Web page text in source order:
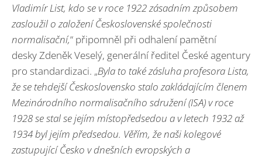
Vladimír List, kdo se v roce 1922 zásadním způsobem
zasloužil o založení Československé společnosti
normalisační,“ připomněl při odhalení pamětní
desky Zdeněk Veselý, generální ředitel České agentury
pro standardizaci. „Byla to také zásluha profesora Lista,
že se tehdejší Československo stalo zakládajícím členem
Mezinárodního normalisačního sdružení (ISA) v roce
1928 se stal se jejím místopředsedou a v letech 1932 až
1934 byl jejím předsedou. Věřím, že naši kolegové
zastupující Česko v dnešních evropských a